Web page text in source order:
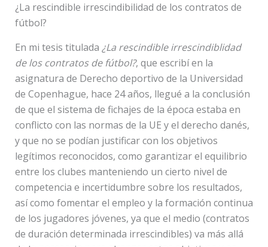
¿La rescindible irrescindibilidad de los contratos de
fútbol?
En mi tesis titulada ¿La rescindible irrescindiblidad
de los contratos de fútbol?, que escribí en la
asignatura de Derecho deportivo de la Universidad
de Copenhague, hace 24 años, llegué a la conclusión
de que el sistema de fichajes de la época estaba en
conflicto con las normas de la UE y el derecho danés,
y que no se podían justificar con los objetivos
legítimos reconocidos, como garantizar el equilibrio
entre los clubes manteniendo un cierto nivel de
competencia e incertidumbre sobre los resultados,
así como fomentar el empleo y la formación continua
de los jugadores jóvenes, ya que el medio (contratos
de duración determinada irrescindibles) va más allá